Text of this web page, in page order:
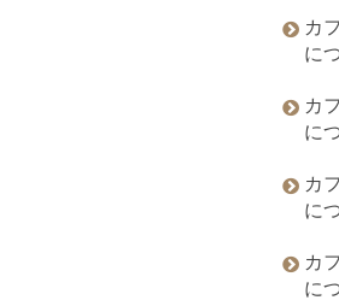
カ
に
カ
に
カ
に
カ
に